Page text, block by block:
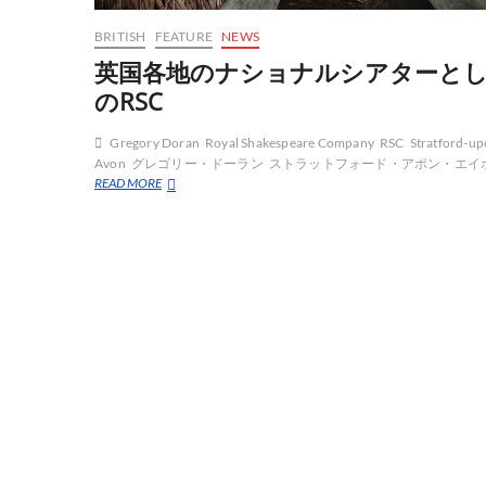
BRITISH FEATURE NEWS
英国各地のナショナルシアターと
のRSC
Gregory Doran Royal Shakespeare Company RSC Stratford-
Avon グレゴリー・ドーラン ストラットフォード・アポン・エイ
READ MORE英